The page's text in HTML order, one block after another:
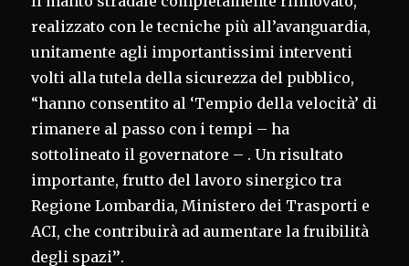
realizzato con le tecniche più all’avanguardia,
unitamente agli importantissimi interventi
volti alla tutela della sicurezza del pubblico,
“hanno consentito al ‘Tempio della velocità’ di
rimanere al passo con i tempi – ha
sottolineato il governatore – . Un risultato
importante, frutto del lavoro sinergico tra
Regione Lombardia, Ministero dei Trasporti e
ACI, che contribuirà ad aumentare la fruibilità
degli spazi”.